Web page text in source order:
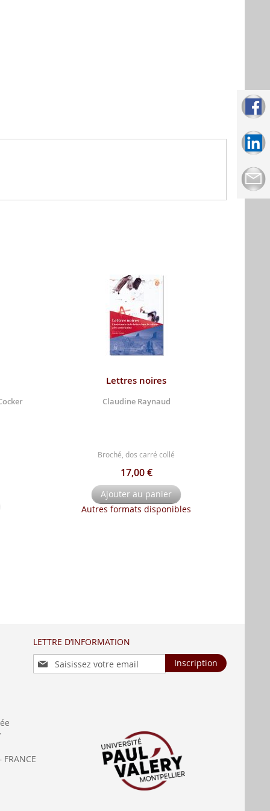
Lettres noires
Claudine Raynaud
Broché, dos carré collé
17,00 €
Ajouter au panier
Autres formats disponibles
LETTRE D’INFORMATION
Inscription
à
Inscription